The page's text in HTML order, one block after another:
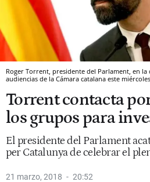
Roger Torrent, presidente del Parlament, en la
audiencias de la Cámara catalana este
Torrent contacta
los grupos para
El presidente del Parlament
per Catalunya de celebrar el
21 marzo, 2018 20:52